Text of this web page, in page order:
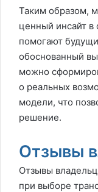
Таким образом,
ценный инсайт в
помогают
обоснованный
можно
о реальных
модели, что
решение.
Отзывы
Отзывы
при выборе